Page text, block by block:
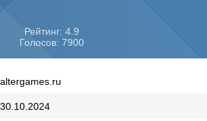
Рейтинг: 4.9
Голосов: 7900
altergames.ru
30.10.2024